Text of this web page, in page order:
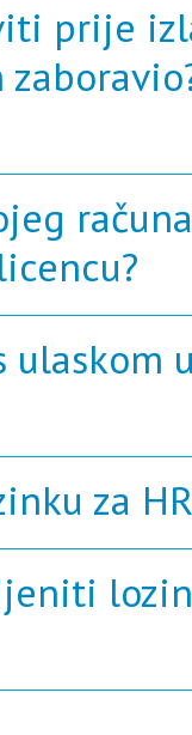
prije
ulaskom
za